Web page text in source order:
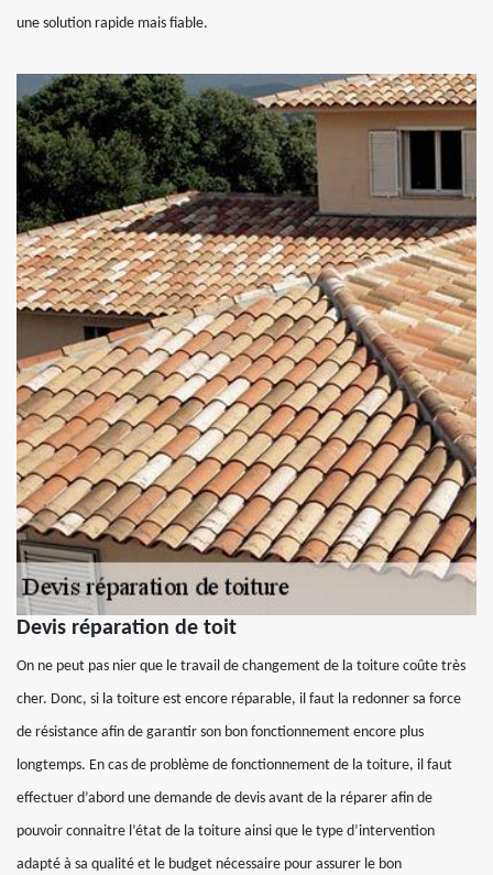
une solution rapide mais fiable.
Devis réparation de toit
On ne peut pas nier que le travail de changement de la toiture coûte très
cher. Donc, si la toiture est encore réparable, il faut la redonner sa force
de résistance afin de garantir son bon fonctionnement encore plus
longtemps. En cas de problème de fonctionnement de la toiture, il faut
effectuer d’abord une demande de devis avant de la réparer afin de
pouvoir connaitre l’état de la toiture ainsi que le type d’intervention
adapté à sa qualité et le budget nécessaire pour assurer le bon